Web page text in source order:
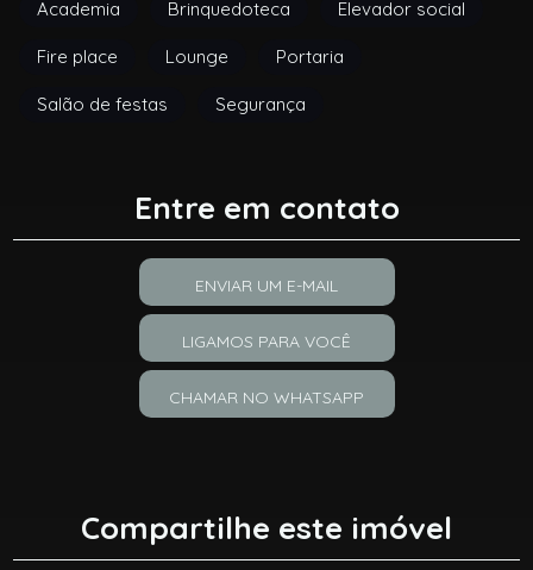
Academia Brinquedoteca Elevador social
Fire place Lounge Portaria
Salão de festas Segurança
Entre em contato
ENVIAR UM E-MAIL
LIGAMOS PARA VOCÊ
CHAMAR NO WHATSAPP
Compartilhe este imóvel